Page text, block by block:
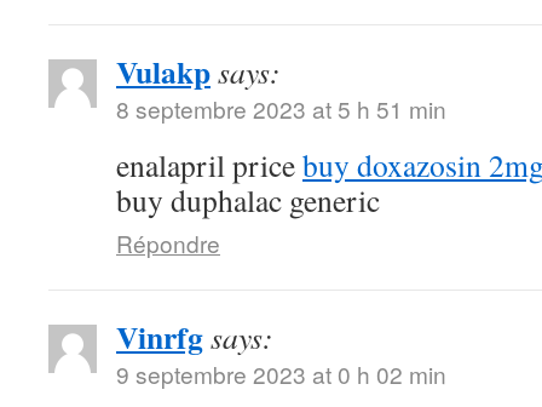
Vulakpsays:
8 septembre 2023 at 5 h 51 min
enalapril pricebuy doxazosin
buy duphalac generic
Répondre
Vinrfgsays:
9 septembre 2023 at 0 h 02 min